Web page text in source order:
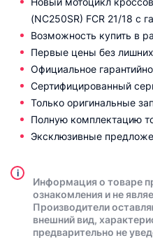
(NC250SR) FCR 21/18 с
Возможность купить в
Первые цены без
Официальное
Сертифицированный
Только оригинальные
Полную комплектацию
Эксклюзивные
i
Информация о товаре
ознакомления и не
Производители
внешний вид,
предварительно не